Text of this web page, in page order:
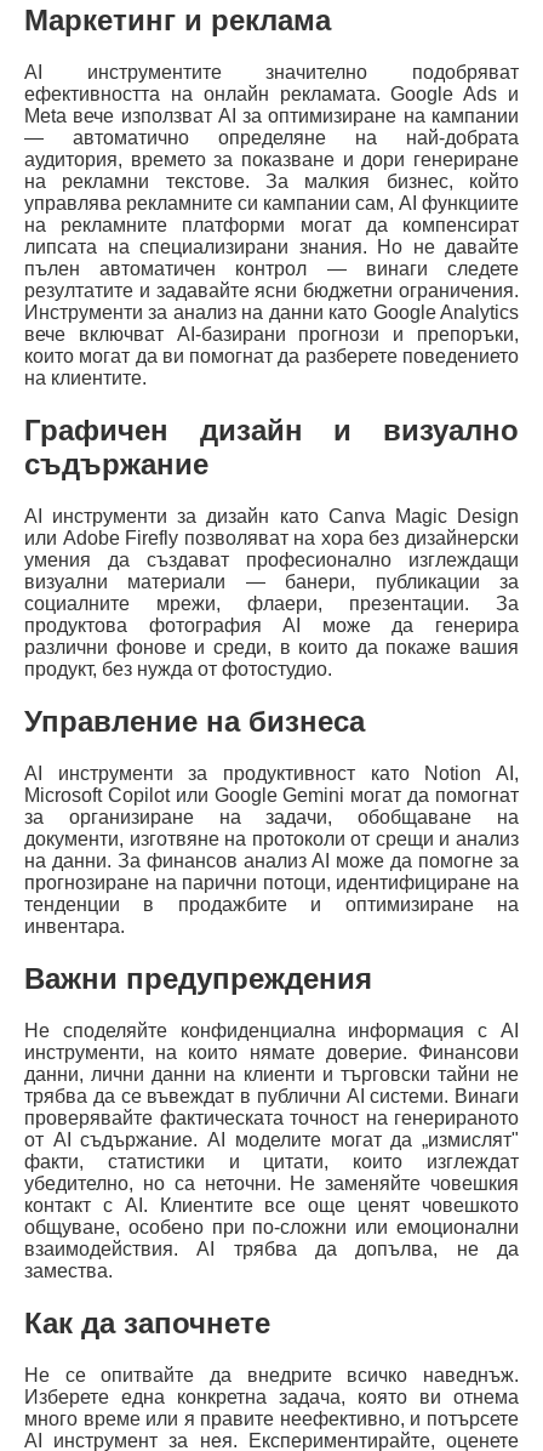
Маркетинг и реклама
AI инструментите значително подобряват
ефективността на онлайн рекламата. Google Ads и
Meta вече използват AI за оптимизиране на кампании
— автоматично определяне на най-добрата
аудитория, времето за показване и дори генериране
на рекламни текстове. За малкия бизнес, който
управлява рекламните си кампании сам, AI функциите
на рекламните платформи могат да компенсират
липсата на специализирани знания. Но не давайте
пълен автоматичен контрол — винаги следете
резултатите и задавайте ясни бюджетни ограничения.
Инструменти за анализ на данни като Google Analytics
вече включват AI-базирани прогнози и препоръки,
които могат да ви помогнат да разберете поведението
на клиентите.
Графичен дизайн и визуално
съдържание
AI инструменти за дизайн като Canva Magic Design
или Adobe Firefly позволяват на хора без дизайнерски
умения да създават професионално изглеждащи
визуални материали — банери, публикации за
социалните мрежи, флаери, презентации. За
продуктова фотография AI може да генерира
различни фонове и среди, в които да покаже вашия
продукт, без нужда от фотостудио.
Управление на бизнеса
AI инструменти за продуктивност като Notion AI,
Microsoft Copilot или Google Gemini могат да помогнат
за организиране на задачи, обобщаване на
документи, изготвяне на протоколи от срещи и анализ
на данни. За финансов анализ AI може да помогне за
прогнозиране на парични потоци, идентифициране на
тенденции в продажбите и оптимизиране на
инвентара.
Важни предупреждения
Не споделяйте конфиденциална информация с AI
инструменти, на които нямате доверие. Финансови
данни, лични данни на клиенти и търговски тайни не
трябва да се въвеждат в публични AI системи. Винаги
проверявайте фактическата точност на генерираното
от AI съдържание. AI моделите могат да „измислят"
факти, статистики и цитати, които изглеждат
убедително, но са неточни. Не заменяйте човешкия
контакт с AI. Клиентите все още ценят човешкото
общуване, особено при по-сложни или емоционални
взаимодействия. AI трябва да допълва, не да
замества.
Как да започнете
Не се опитвайте да внедрите всичко наведнъж.
Изберете една конкретна задача, която ви отнема
много време или я правите неефективно, и потърсете
AI инструмент за нея. Експериментирайте, оценете